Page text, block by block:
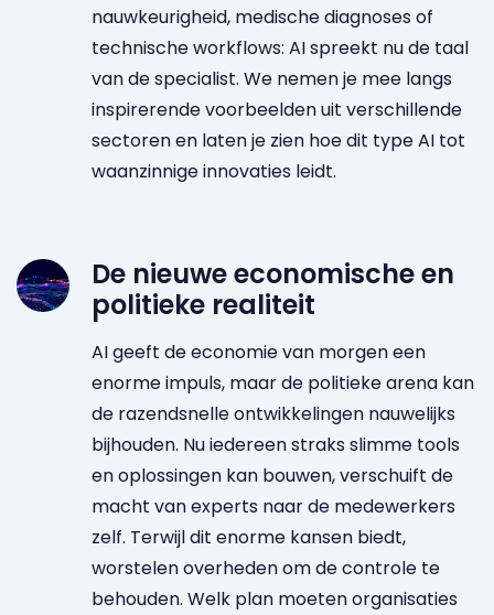
nauwkeurigheid, medische diagnoses of
technische workflows: AI spreekt nu de taal
van de specialist. We nemen je mee langs
inspirerende voorbeelden uit verschillende
sectoren en laten je zien hoe dit type AI tot
waanzinnige innovaties leidt.
De nieuwe economische en
politieke realiteit
AI geeft de economie van morgen een
enorme impuls, maar de politieke arena kan
de razendsnelle ontwikkelingen nauwelijks
bijhouden. Nu iedereen straks slimme tools
en oplossingen kan bouwen, verschuift de
macht van experts naar de medewerkers
zelf. Terwijl dit enorme kansen biedt,
worstelen overheden om de controle te
behouden. Welk plan moeten organisaties